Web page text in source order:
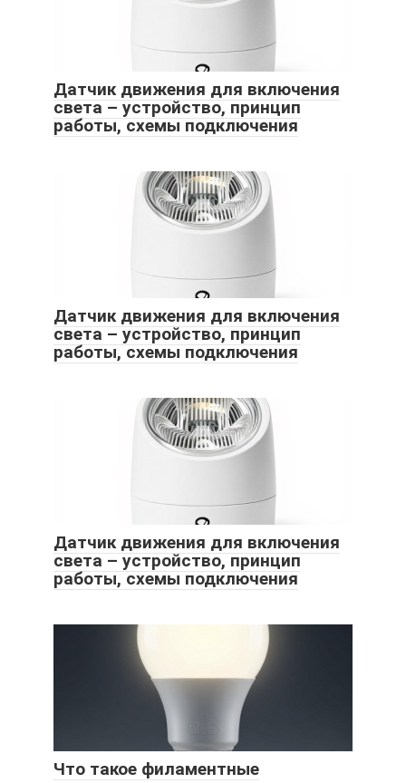
Датчик движения для включения
света – устройство, принцип
работы, схемы подключения
Датчик движения для включения
света – устройство, принцип
работы, схемы подключения
Датчик движения для включения
света – устройство, принцип
работы, схемы подключения
Что такое филаментные